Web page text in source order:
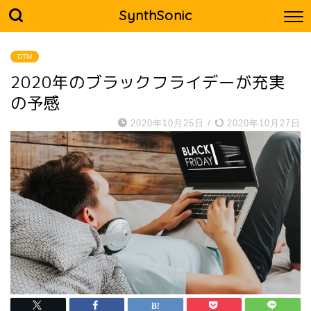
SynthSonic
DTM
2020年のブラックフライデーが充実
の予感
2020年10月25日 / 2020年10月27日